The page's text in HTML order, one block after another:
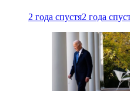
2 года спустя2 года